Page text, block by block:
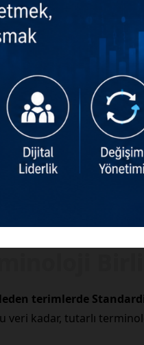
terimlerde
kadar, tutarlı